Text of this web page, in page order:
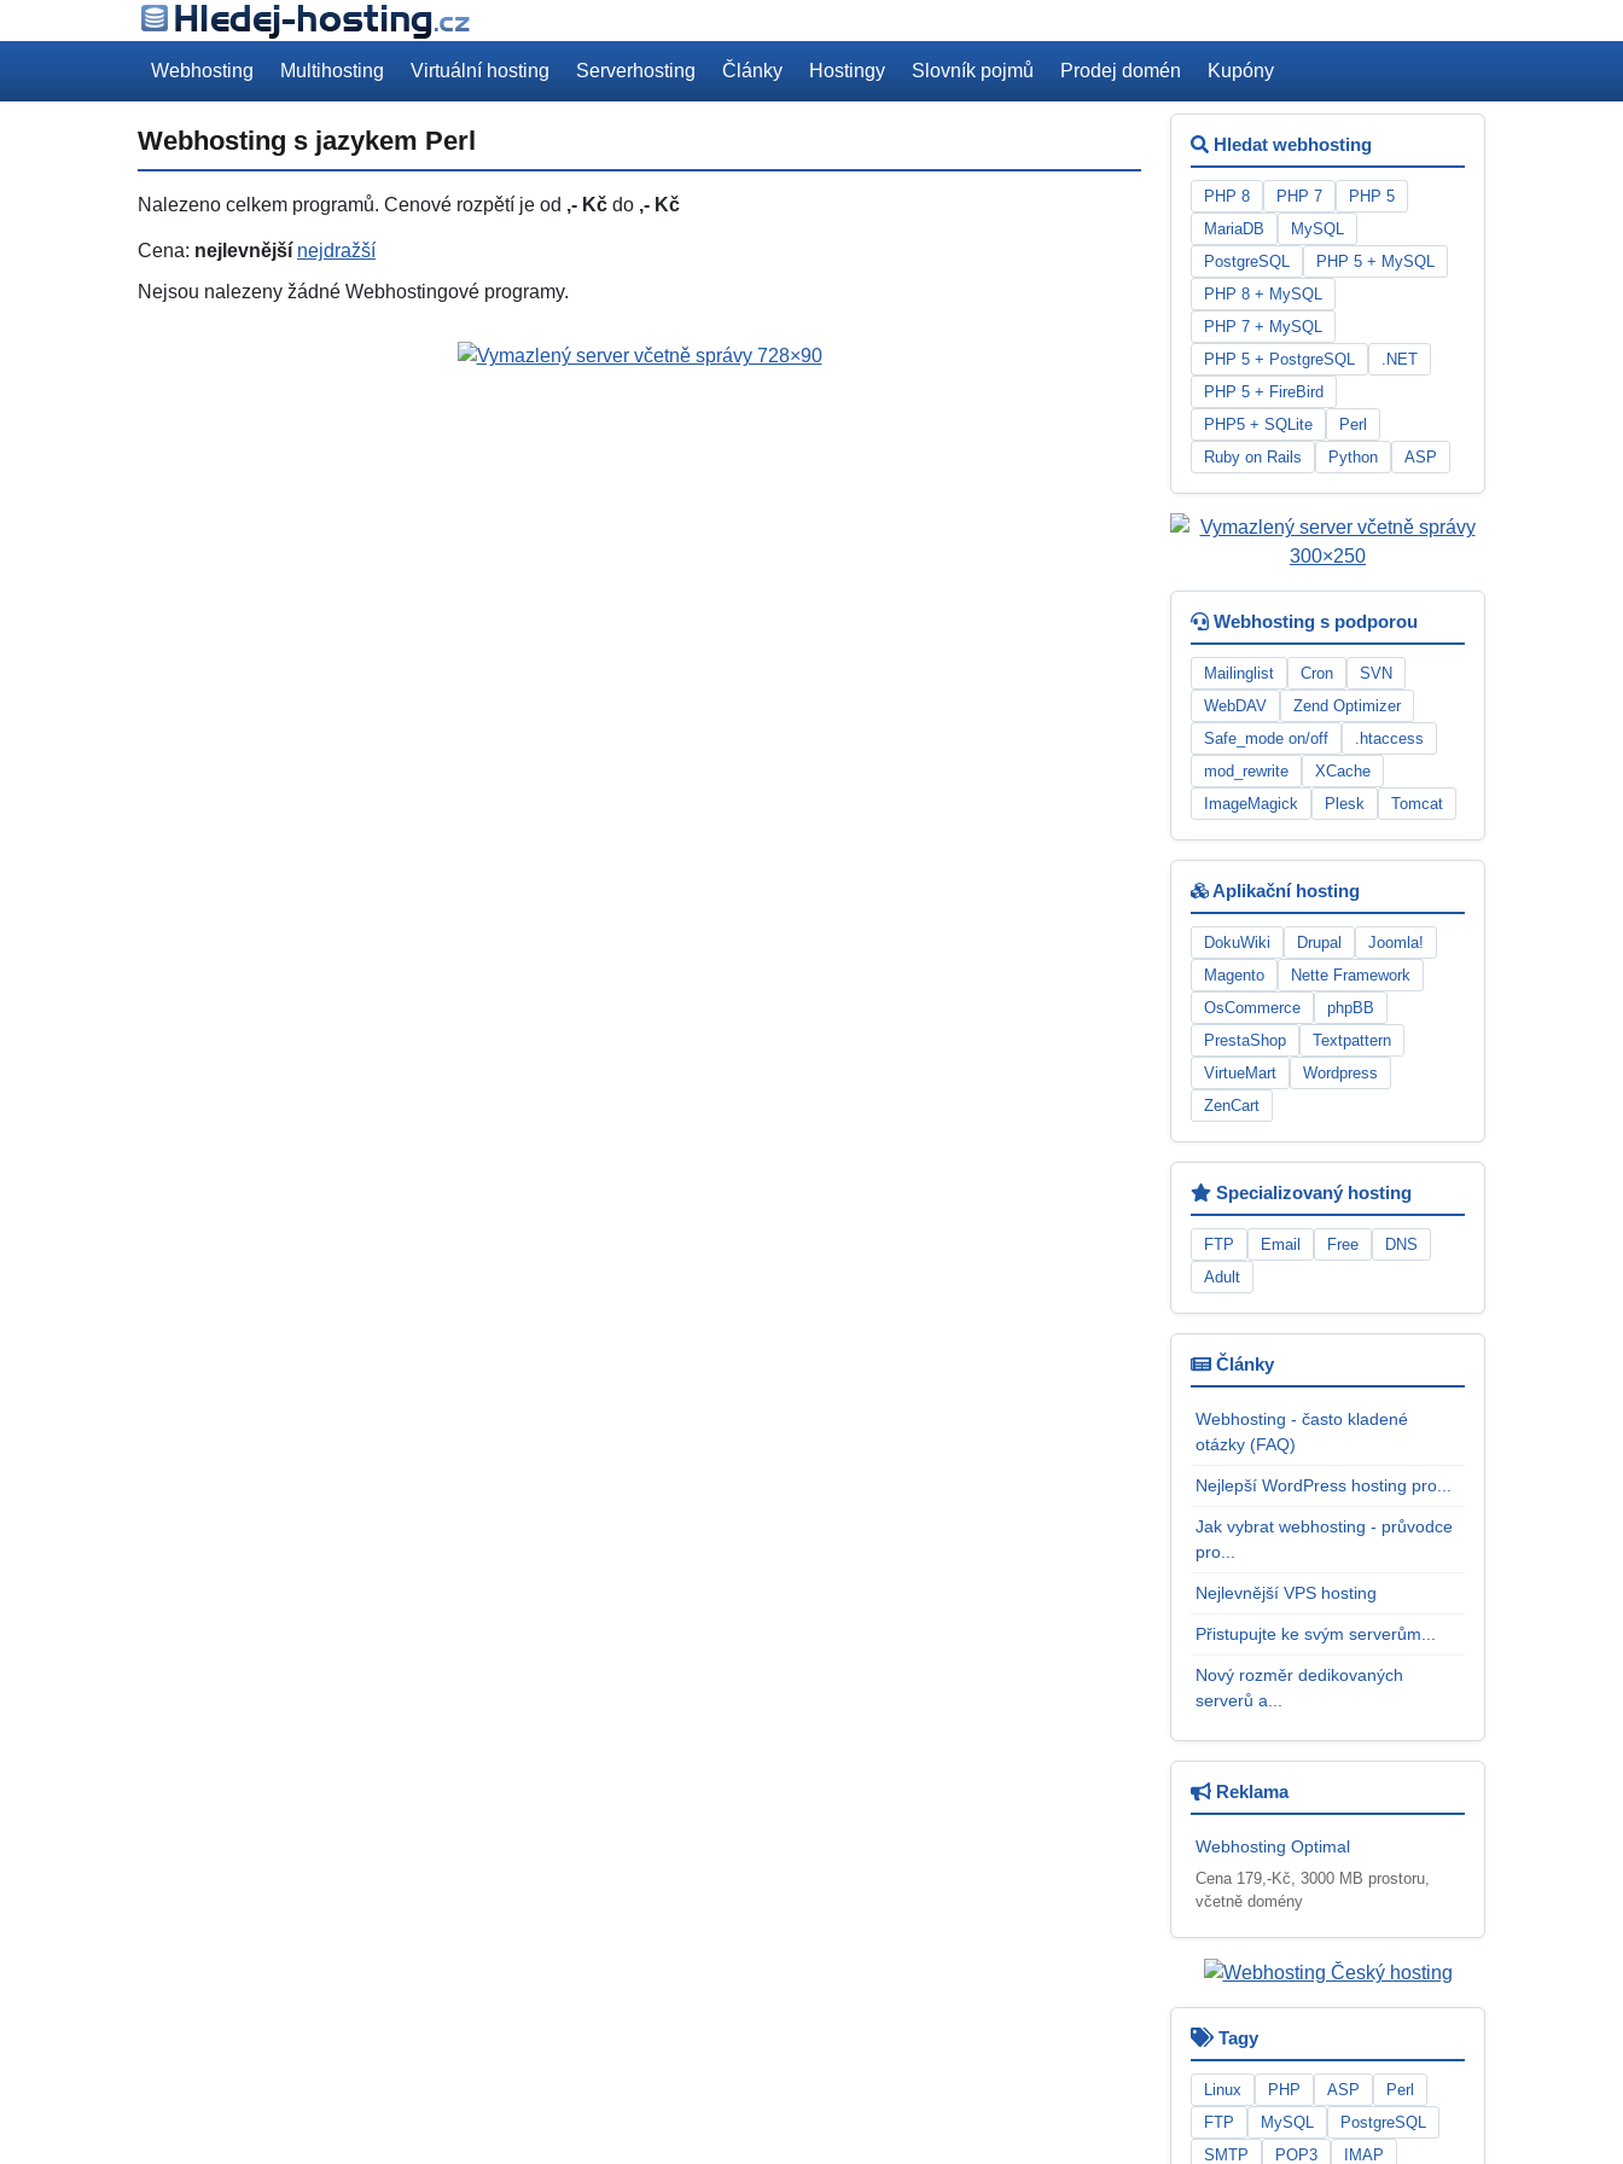
Webhosting Multihosting Virtuální hosting Serverhosting Články Hostingy Slovník pojmů Prodej domén Kupóny
Webhosting s jazykem Perl
Nalezeno celkem programů. Cenové rozpětí je od ,- Kč do ,- Kč
Cena: nejlevnější nejdražší
Nejsou nalezeny žádné Webhostingové programy.
Hledat webhosting
PHP 8 PHP 7
PHP 5
MariaDB
MySQL
PostgreSQL
PHP 5 + MySQL
PHP 8 + MySQL
PHP 7 + MySQL
PHP 5 + PostgreSQL
.NET
PHP 5 + FireBird
PHP5 + SQLite
Perl
Ruby on Rails
Python ASP
Webhosting s podporou
Mailinglist Cron
SVN
WebDAV
Zend Optimizer
Safe_mode on/off
.htaccess
mod_rewrite
XCache
ImageMagick
Plesk Tomcat
Aplikační hosting
DokuWiki Drupal
Joomla!
Magento
Nette Framework
OsCommerce
phpBB
PrestaShop
Textpattern
VirtueMart
Wordpress
ZenCart
Specializovaný hosting
FTP Email Free
DNS
Adult
Články
Webhosting - často kladené
otázky (FAQ)
Nejlepší WordPress hosting pro...
Jak vybrat webhosting - průvodce
pro...
Nejlevnější VPS hosting
Přistupujte ke svým serverům...
Nový rozměr dedikovaných
serverů a...
Reklama
Webhosting Optimal
Cena 179,-Kč, 3000 MB prostoru,
včetně domény
Tagy
Linux PHP ASP
Perl
FTP
MySQL
PostgreSQL
SMTP
POP3 IMAP